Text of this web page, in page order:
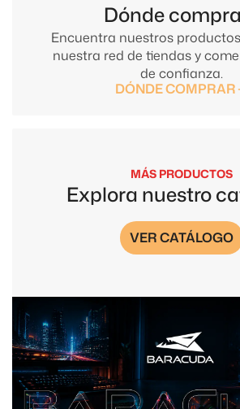
Encuentra nuestros
nuestra red de tiendas y
de confianza.
Dónde
DÓNDE COMPRAR
MÁS PRODUCTOS
Explora nuestro
VER CATÁLOGO